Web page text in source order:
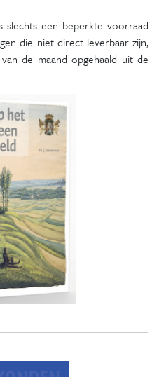
een beperkte voorraad
die niet direct leverbaar zijn,
de maand opgehaald uit de